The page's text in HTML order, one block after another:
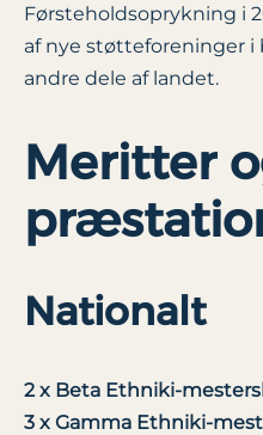
Førsteholdsoprykning i
af nye støtteforeninger i
andre dele af landet.
Meritter
Nationalt
2 x Beta Ethniki-
3 x Gamma Ethniki-